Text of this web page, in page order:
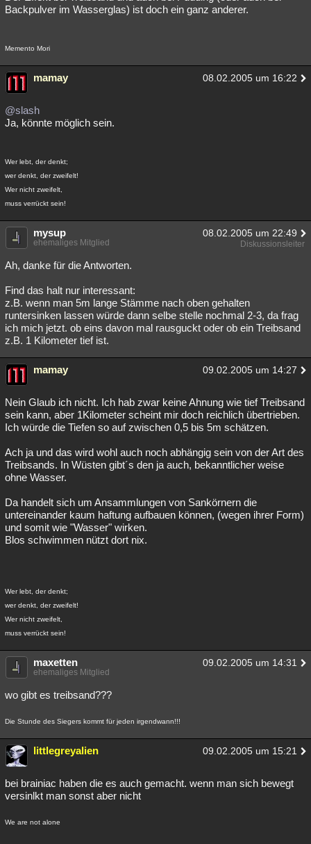
Backpulver im Wasserglas) ist doch ein ganz anderer.
Memento Mori
mamay 08.02.2005 um 16:22
@slash
Ja, könnte möglich sein.
Wer lebt, der denkt;
wer denkt, der zweifelt!
Wer nicht zweifelt,
muss verrückt sein!
mysup 08.02.2005 um 22:49
ehemaliges Mitglied Diskussionsleiter
Ah, danke für die Antworten.
Find das halt nur interessant:
z.B. wenn man 5m lange Stämme nach oben gehalten
runtersinken lassen würde dann selbe stelle nochmal 2-3, da frag
ich mich jetzt. ob eins davon mal rausguckt oder ob ein Treibsand
z.B. 1 Kilometer tief ist.
mamay 09.02.2005 um 14:27
Nein Glaub ich nicht. Ich hab zwar keine Ahnung wie tief Treibsand
sein kann, aber 1Kilometer scheint mir doch reichlich übertrieben.
Ich würde die Tiefen so auf zwischen 0,5 bis 5m schätzen.
Ach ja und das wird wohl auch noch abhängig sein von der Art des
Treibsands. In Wüsten gibt´s den ja auch, bekanntlicher weise
ohne Wasser.
Da handelt sich um Ansammlungen von Sankörnern die
untereinander kaum haftung aufbauen können, (wegen ihrer Form)
und somit wie "Wasser" wirken.
Blos schwimmen nützt dort nix.
Wer lebt, der denkt;
wer denkt, der zweifelt!
Wer nicht zweifelt,
muss verrückt sein!
maxetten 09.02.2005 um 14:31
ehemaliges Mitglied
wo gibt es treibsand???
Die Stunde des Siegers kommt für jeden irgendwann!!!
littlegreyalien 09.02.2005 um 15:21
bei brainiac haben die es auch gemacht. wenn man sich bewegt
versinlkt man sonst aber nicht
We are not alone